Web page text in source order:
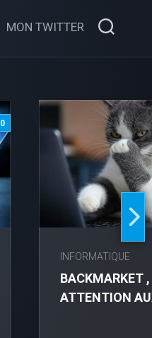
MON TWITTER
0
INFORMATIQUE
BACKMARKET ,
ATTENTION